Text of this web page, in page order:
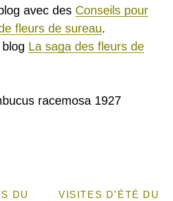
avec des Conseils pour
fleurs de sureau.
La saga des fleurs de
DU
VISITES D’ÉTÉ DU